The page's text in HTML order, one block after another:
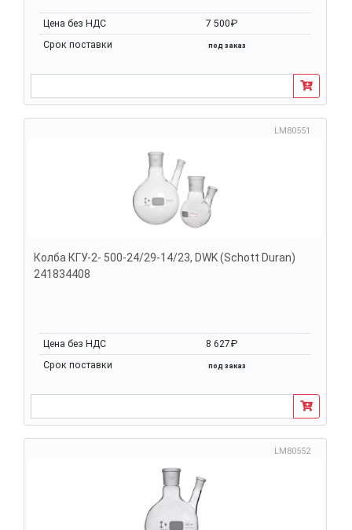
Цена без НДС
7 500₽
Срок поставки
под заказ
LM80551
Колба КГУ-2- 500-24/29-14/23, DWK (Schott Duran)
241834408
Цена без НДС
8 627₽
Срок поставки
под заказ
LM80552